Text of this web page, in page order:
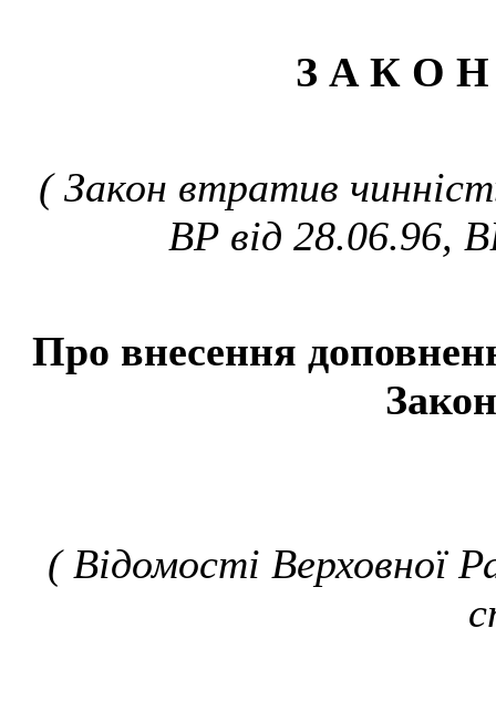
З А К О
( Закон втратив
ВР від 28.06.96,
Про внесення
( Відомості Верховної